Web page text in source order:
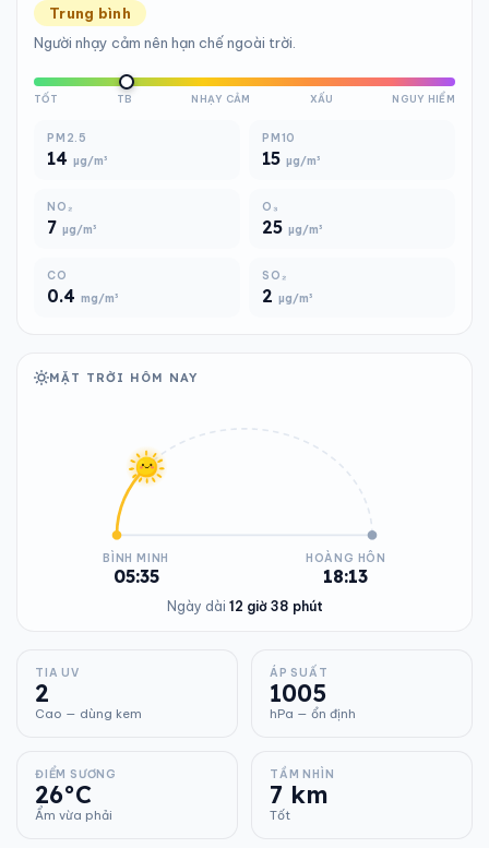
Trung bình
Người nhạy cảm nên hạn chế ngoài trời.
TỐT TB NHẠY CẢM XẤU NGUY HIỂM
PM2.5
14 µg/m³
PM10
15 µg/m³
NO₂
7 µg/m³
O₃
25 µg/m³
CO
0.4 mg/m³
SO₂
2 µg/m³
MẶT TRỜI HÔM NAY
BÌNH MINH
05:35
HOÀNG HÔN
18:13
Ngày dài 12 giờ 38 phút
TIA UV
2
Cao — dùng kem
ÁP SUẤT
1005
hPa — ổn định
ĐIỂM SƯƠNG
26°C
Ẩm vừa phải
TẦM NHÌN
7 km
Tốt